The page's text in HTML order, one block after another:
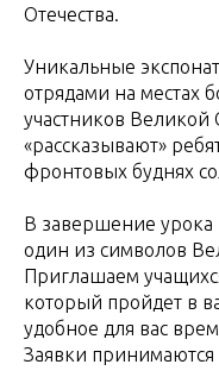
Отечества.
Уникальные
отрядами на местах
участников
«рассказывают»
фронтовых буднях
В завершение урока
один из символов
Приглашаем
который пройдет в
удобное для вас
Заявки